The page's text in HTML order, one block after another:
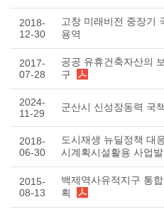
2018-
12-30
고창 미래비전 중장기
용역
2017-
07-28
공공 유휴건축자산의
구
2024-
11-29
군산시 신성장동력 국
2018-
06-30
도시재생 뉴딜정책 대
시계획시설활용 사업
2015-
08-13
백제역사유적지구 통
획